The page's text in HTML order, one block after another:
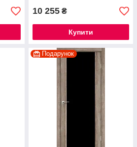
10 255 ₴
Купити
Подарунок